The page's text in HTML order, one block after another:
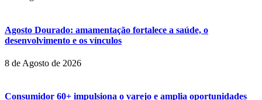
Agosto Dourado: amamentação fortalece a saúde, o
desenvolvimento e os vínculos
8 de Agosto de 2026
Consumidor 60+ impulsiona o varejo e amplia oportunidades